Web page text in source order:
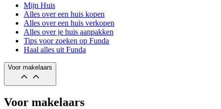
Mijn Huis
Alles over een huis kopen
Alles over een huis verkopen
Alles over je huis aanpakken
Tips voor zoeken op Funda
Haal alles uit Funda
Voor makelaars
Voor makelaars